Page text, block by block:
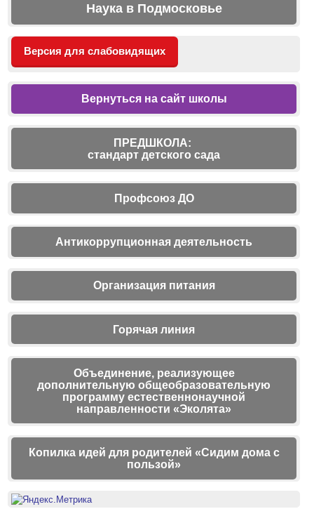
Наука в Подмосковье
Версия для слабовидящих
Вернуться на сайт школы
ПРЕДШКОЛА:
стандарт детского сада
Профсоюз ДО
Антикоррупционная деятельность
Организация питания
Горячая линия
Объединение, реализующее
дополнительную общеобразовательную
программу естественнонаучной
направленности «Эколята»
Копилка идей для родителей «Сидим дома с
пользой»